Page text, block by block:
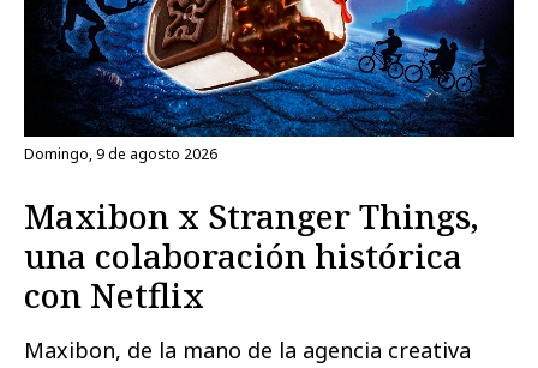
domingo, 9 de agosto 2026
Maxibon x Stranger Things,
una colaboración histórica
con Netflix
Maxibon, de la mano de la agencia creativa